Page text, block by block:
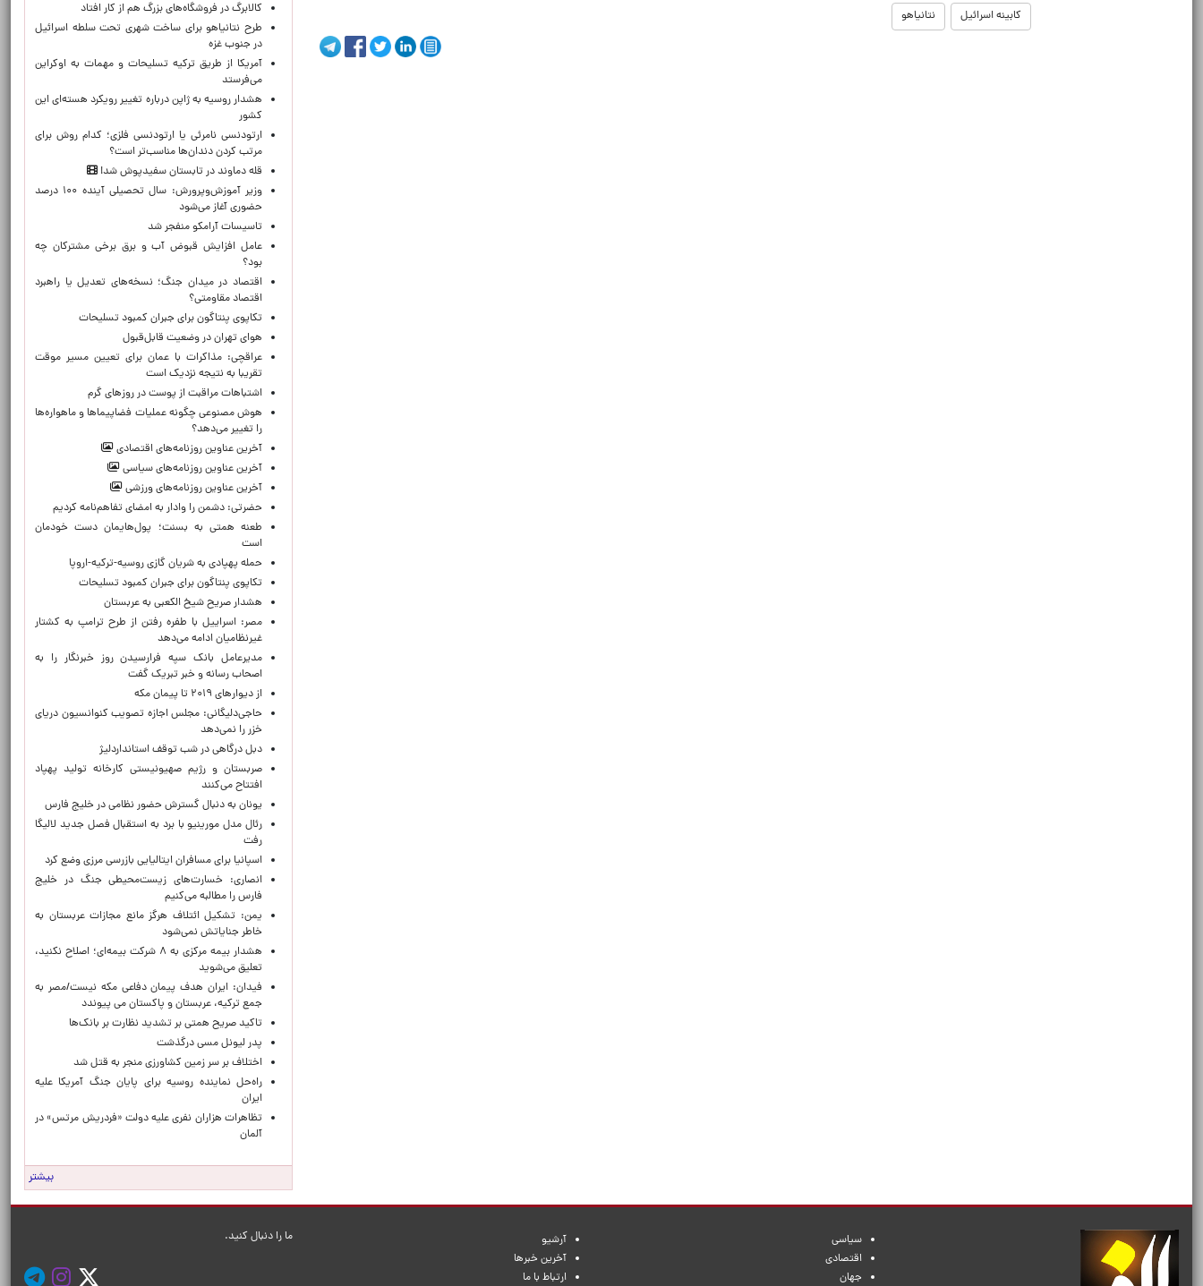
کابینه اسرائیل نتانیاهو
کالابرگ در فروشگاه‌های بزرگ هم از کار افتاد
طرح نتانیاهو برای ساخت شهری تحت سلطه اسرائیل
در جنوب غزه
آمریکا از طریق ترکیه تسلیحات و مهمات به اوکراین
می‌فرستد
هشدار روسیه به ژاپن درباره تغییر رویکرد هسته‌ای این
کشور
ارتودنسی نامرئی یا ارتودنسی فلزی؛ کدام روش برای
مرتب کردن دندان‌ها مناسب‌تر است؟
قله دماوند در تابستان سفیدپوش شد!
وزیر آموزش‌وپرورش: سال تحصیلی آینده ۱۰۰ درصد
حضوری آغاز می‌شود
تاسیسات آرامکو منفجر شد
عامل افزایش قبوض آب و برق برخی مشترکان چه
بود؟
اقتصاد در میدان جنگ؛ نسخه‌های تعدیل یا راهبرد
اقتصاد مقاومتی؟
تکاپوی پنتاگون برای جبران کمبود تسلیحات
هوای تهران در وضعیت قابل‌قبول
عراقچی: مذاکرات با عمان برای تعیین مسیر موقت
تقریبا به نتیجه نزدیک است
اشتباهات مراقبت از پوست در روزهای گرم
هوش مصنوعی چگونه عملیات فضاپیماها و ماهواره‌ها
را تغییر می‌دهد؟
آخرین عناوین روزنامه‌های اقتصادی
آخرین عناوین روزنامه‌های سیاسی
آخرین عناوین روزنامه‌های ورزشی
حضرتی: دشمن را وادار به امضای تفاهم‌نامه کردیم
طعنه همتی به بسنت؛ پول‌هایمان دست خودمان
است
حمله پهپادی به شریان گازی روسیه-ترکیه-اروپا
تکاپوی پنتاگون برای جبران کمبود تسلیحات
هشدار صریح شیخ الکعبی به عربستان
مصر: اسراییل با طفره رفتن از طرح ترامپ به کشتار
غیرنظامیان ادامه می‌دهد
مدیرعامل بانک سپه فرارسیدن روز خبرنگار را به
اصحاب رسانه و خبر تبریک گفت
از دیوارهای ۲۰۱۹ تا پیمان مکه
حاجی‌دلیگانی: مجلس اجازه تصویب کنوانسیون دریای
خزر را نمی‌دهد
دبل درگاهی در شب توقف استانداردلیژ
صربستان و رژیم صهیونیستی کارخانه تولید پهپاد
افتتاح می‌کنند
یونان به دنبال گسترش حضور نظامی در خلیج فارس
رئال مدل مورینیو با برد به استقبال فصل جدید لالیگا
رفت
اسپانیا برای مسافران ایتالیایی بازرسی مرزی وضع کرد
انصاری: خسارت‌های زیست‌محیطی جنگ در خلیج
فارس را مطالبه‌ می‌کنیم
یمن: تشکیل ائتلاف هرگز مانع مجازات عربستان به
خاطر جنایاتش نمی‌شود
هشدار بیمه مرکزی به ۸ شرکت بیمه‌ای؛ اصلاح نکنید،
تعلیق می‌شوید
فیدان: ایران هدف پیمان دفاعی مکه نیست/مصر به
جمع ترکیه، عربستان و پاکستان می پیوندد
تاکید صریح همتی بر تشدید نظارت بر بانک‌ها
پدر لیونل مسی درگذشت
اختلاف بر سر زمین کشاورزی منجر به قتل شد
راه‌حل نماینده روسیه برای پایان جنگ آمریکا علیه
ایران
تظاهرات هزاران نفری علیه دولت «فردریش مرتس» در
آلمان
بیشتر
سیاسی
اقتصادی
جهان
آرشیو
آخرین خبرها
ارتباط با ما
ما را دنبال کنید.